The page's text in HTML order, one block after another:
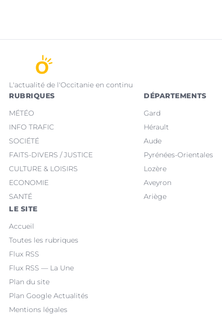
L'actualité de l'Occitanie en continu
RUBRIQUES
MÉTÉO
INFO TRAFIC
SOCIÉTÉ
FAITS-DIVERS / JUSTICE
CULTURE & LOISIRS
ECONOMIE
SANTÉ
DÉPARTEMENTS
Gard
Hérault
Aude
Pyrénées-Orientales
Lozère
Aveyron
Ariège
LE SITE
Accueil
Toutes les rubriques
Flux RSS
Flux RSS — La Une
Plan du site
Plan Google Actualités
Mentions légales